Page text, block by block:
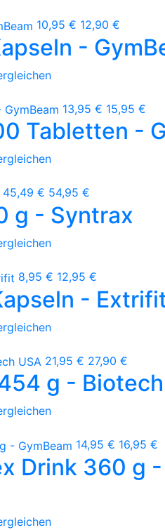
10,95 € 12,90 €
-
13,95 € 15,95 €
Tabletten -
45,49 € 54,95 €
g - Syntrax
8,95 € 12,95 €
-
21,95 € 27,90 €
g -
14,95 € 16,95 €
Drink 360 g -